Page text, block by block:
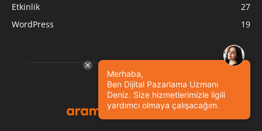
Etkinlik
27
WordPress
19
Merhaba,
Ben Dijital Pazarlama Uzmanı
Deniz. Size hizmetlerimizle ilgili
yardımcı olmaya çalışacağım.